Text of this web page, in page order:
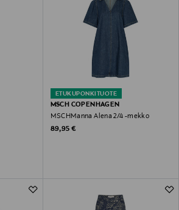
ETUKUPONKITUOTE
MSCH COPENHAGEN
MSCHManna Alena 2/4 -mekko
Original Price
89,95 €